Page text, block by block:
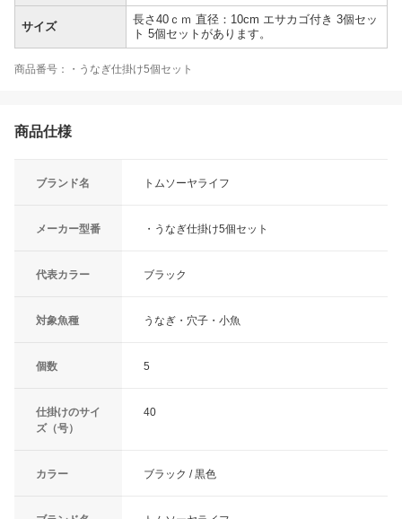
サイズ
長さ40ｃｍ 直径：10cm エサカゴ付き 3個セッ
ト 5個セットがあります。
商品番号：・うなぎ仕掛け5個セット
商品仕様
ブランド名 トムソーヤライフ
メーカー型番 ・うなぎ仕掛け5個セット
代表カラー ブラック
対象魚種 うなぎ・穴子・小魚
個数 5
仕掛けのサイ
ズ（号）
40
カラー ブラック / 黒色